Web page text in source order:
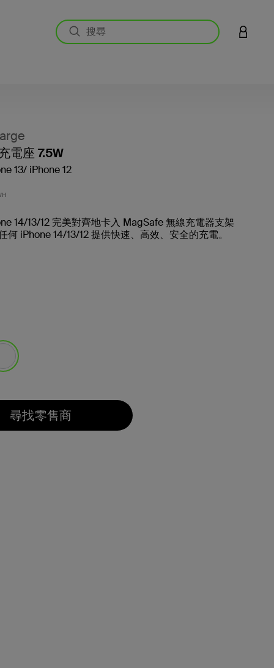
登入您
電座 7.5W
13/ iPhone 12
14/13/12 完美對齊地卡入 MagSafe 無線充電器支架
何 iPhone 14/13/12 提供快速、高效、安全的充電。
尋找零售商